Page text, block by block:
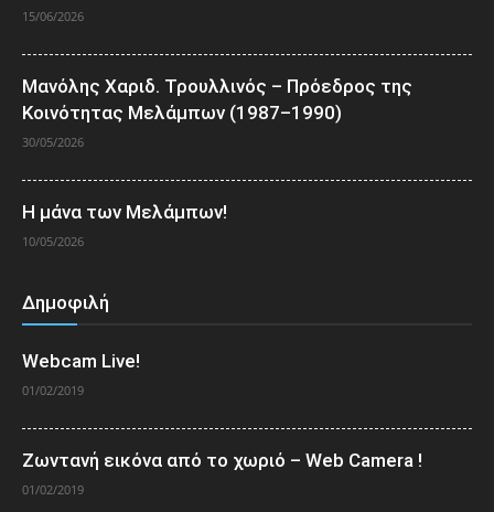
15/06/2026
Μανόλης Χαριδ. Τρουλλινός – Πρόεδρος της
Κοινότητας Μελάμπων (1987–1990)
30/05/2026
Η μάνα των Μελάμπων!
10/05/2026
Δημοφιλή
Webcam Live!
01/02/2019
Ζωντανή εικόνα από το χωριό – Web Camera !
01/02/2019